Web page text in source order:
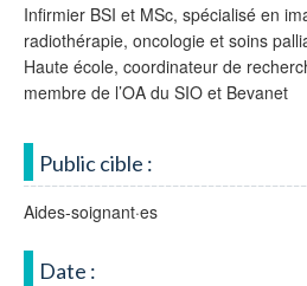
Infirmier BSI et MSc, spécialisé en
radiothérapie, oncologie et soins
Haute école, coordinateur de
membre de l’OA du SIO et Bevanet
Public cible :
Aides-soignant·es
Date :